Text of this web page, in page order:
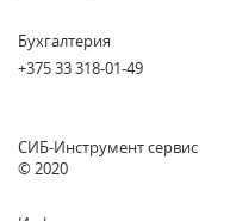
Бухгалтерия
+375 33 318-01-49
СИБ-Инструмент сервис
© 2020